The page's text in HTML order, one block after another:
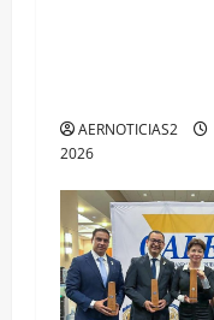
AERNOTICIAS2
2026